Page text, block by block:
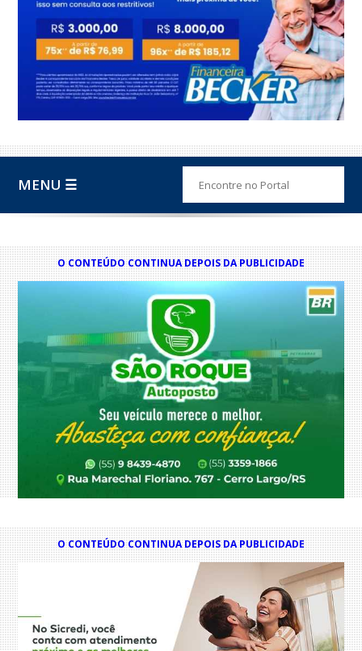
MENU ☰
O CONTEÚDO CONTINUA DEPOIS DA PUBLICIDADE
O CONTEÚDO CONTINUA DEPOIS DA PUBLICIDADE